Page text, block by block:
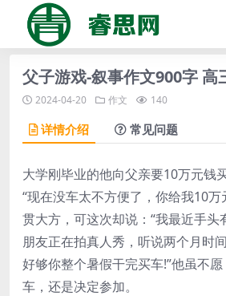
父子游戏-叙事作文900字 高
2024-04-20 作文 140
详情介绍 常见问题
大学刚毕业的他向父亲要10万元钱
“现在没车太不方便了，你给我10万
贯大方，可这次却说：“我最近手头
朋友正在拍真人秀，听说两个月时
好够你整个暑假干完买车!”他虽不
车，还是决定参加。